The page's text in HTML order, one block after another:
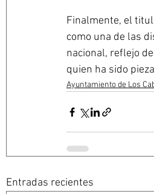
Finalmente, el
como una de las
nacional, reflejo
quien ha sido
Ayuntamiento de Los
Entradas recientes